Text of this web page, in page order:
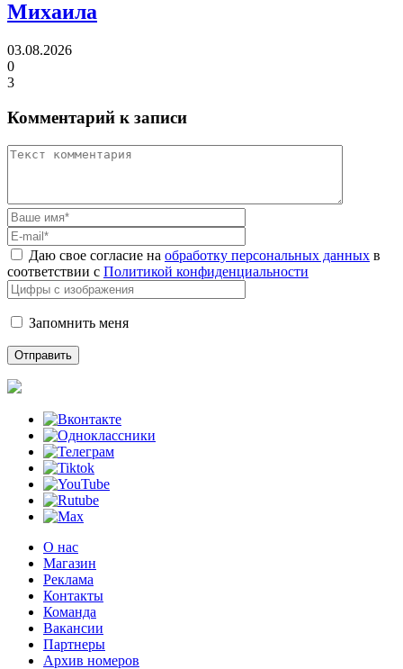
Михаила
03.08.2026
0
3
Комментарий к записи
Даю свое согласие на обработку персональных данных в
соответствии с Политикой конфиденциальности
Запомнить меня
О нас
Магазин
Реклама
Контакты
Команда
Вакансии
Партнеры
Архив номеров